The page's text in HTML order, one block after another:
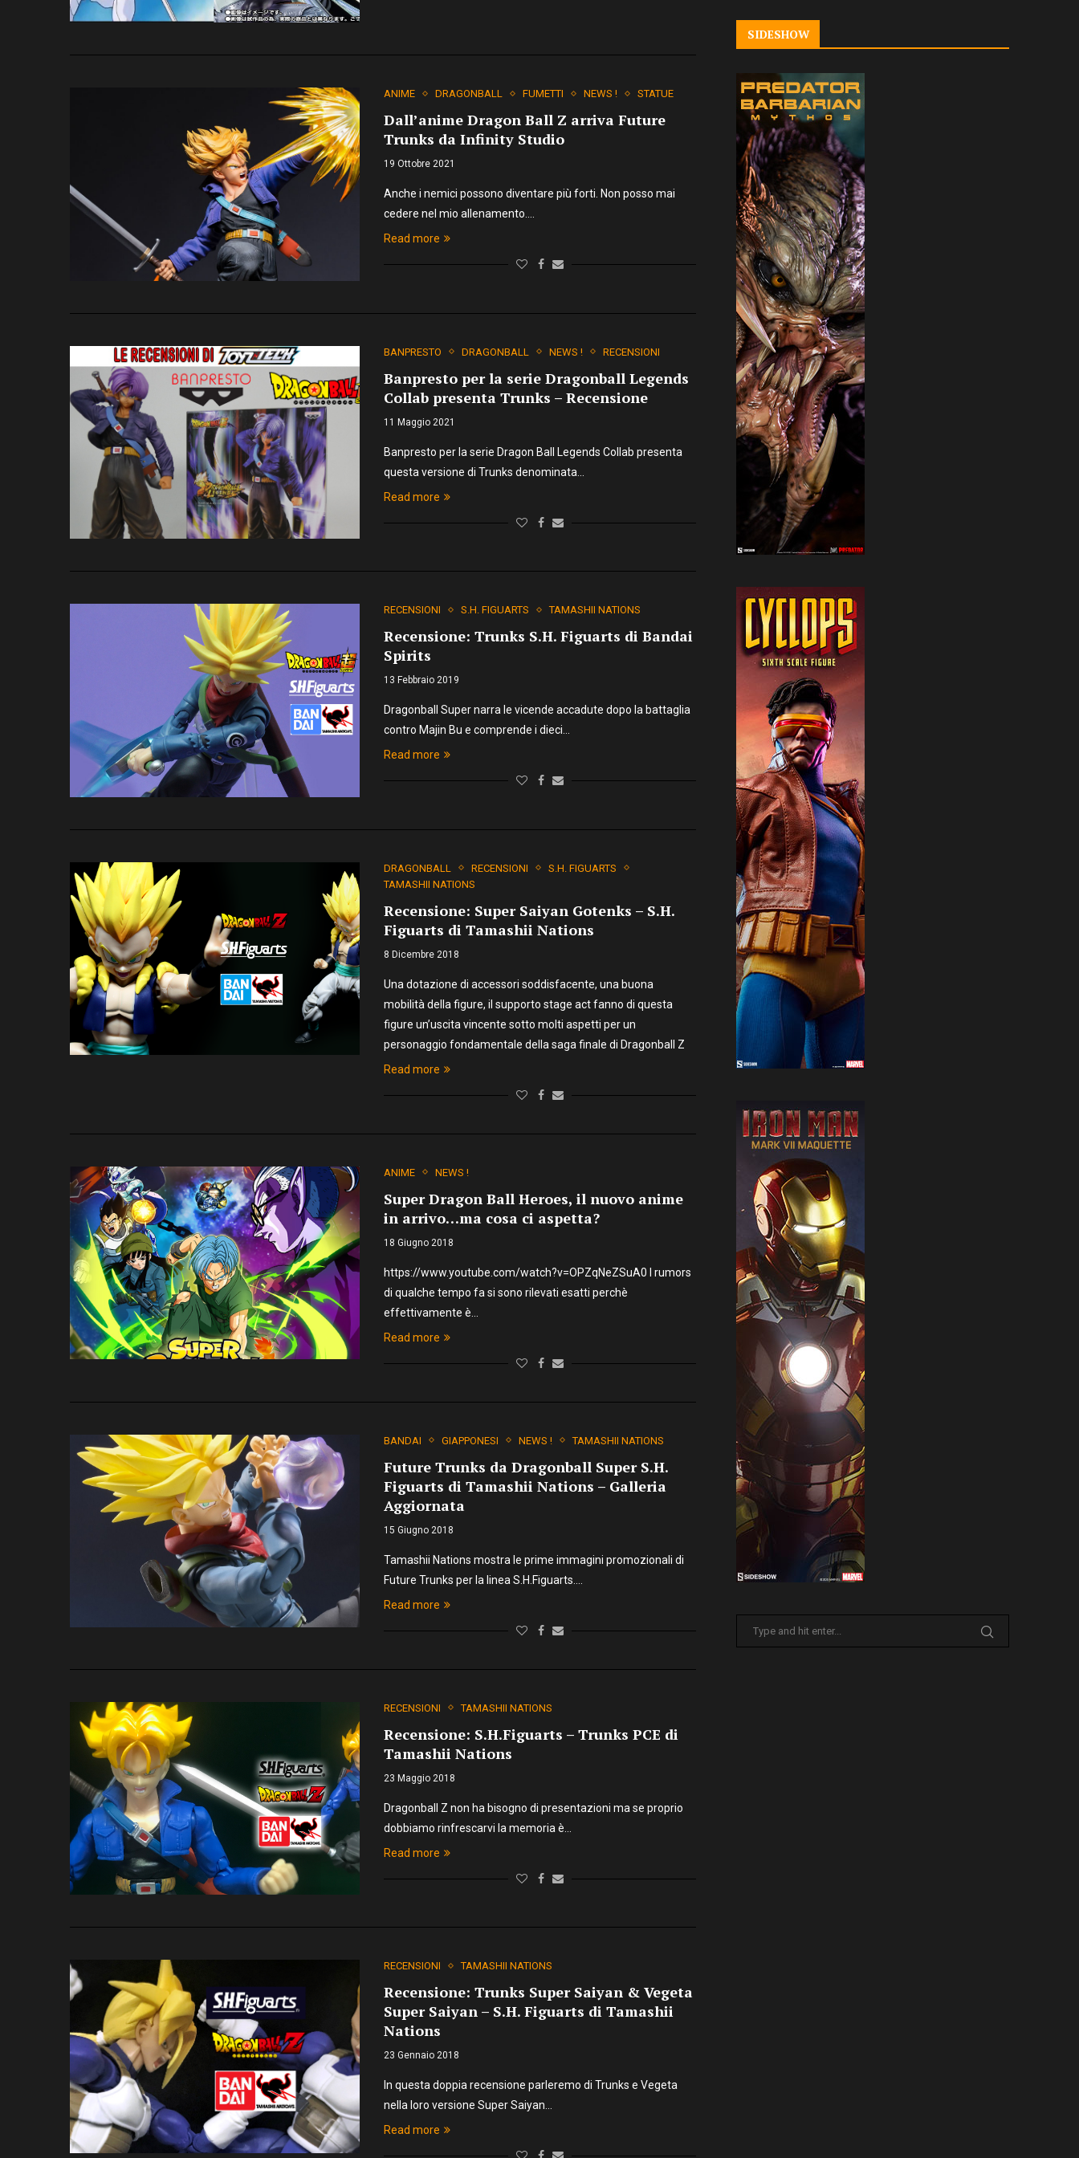
ANIME DRAGONBALL FUMETTI NEWS ! STATUE
Dall’anime Dragon Ball Z arriva Future
Trunks da Infinity Studio
19 Ottobre 2021
Anche i nemici possono diventare più forti. Non posso mai
cedere nel mio allenamento.…
Read more
BANPRESTO DRAGONBALL NEWS ! RECENSIONI
Banpresto per la serie Dragonball Legends
Collab presenta Trunks – Recensione
11 Maggio 2021
Banpresto per la serie Dragon Ball Legends Collab presenta
questa versione di Trunks denominata…
Read more
RECENSIONI S.H. FIGUARTS TAMASHII NATIONS
Recensione: Trunks S.H. Figuarts di Bandai
Spirits
13 Febbraio 2019
Dragonball Super narra le vicende accadute dopo la battaglia
contro Majin Bu e comprende i dieci…
Read more
DRAGONBALL RECENSIONI
S.H. FIGUARTS
TAMASHII NATIONS
Recensione: Super Saiyan Gotenks – S.H.
Figuarts di Tamashii Nations
8 Dicembre 2018
Una dotazione di accessori soddisfacente, una buona
mobilità della figure, il supporto stage act fanno di questa
figure un’uscita vincente sotto molti aspetti per un
personaggio fondamentale della saga finale di Dragonball Z
Read more
ANIME NEWS !
Super Dragon Ball Heroes, il nuovo anime
in arrivo…ma cosa ci aspetta?
18 Giugno 2018
https://www.youtube.com/watch?v=OPZqNeZSuA0 I rumors
di qualche tempo fa si sono rilevati esatti perchè
effettivamente è…
Read more
BANDAI GIAPPONESI NEWS ! TAMASHII NATIONS
Future Trunks da Dragonball Super S.H.
Figuarts di Tamashii Nations – Galleria
Aggiornata
15 Giugno 2018
Tamashii Nations mostra le prime immagini promozionali di
Future Trunks per la linea S.H.Figuarts.…
Read more
RECENSIONI TAMASHII NATIONS
Recensione: S.H.Figuarts – Trunks PCE di
Tamashii Nations
23 Maggio 2018
Dragonball Z non ha bisogno di presentazioni ma se proprio
dobbiamo rinfrescarvi la memoria è…
Read more
RECENSIONI TAMASHII NATIONS
Recensione: Trunks Super Saiyan & Vegeta
Super Saiyan – S.H. Figuarts di Tamashii
Nations
23 Gennaio 2018
In questa doppia recensione parleremo di Trunks e Vegeta
nella loro versione Super Saiyan…
Read more
SIDESHOW